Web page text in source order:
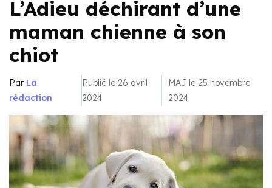
L’Adieu déchirant d’une
maman chienne à son
chiot
Par La
rédaction
Publié le 26 avril
2024
MAJ le 25 novembre
2024